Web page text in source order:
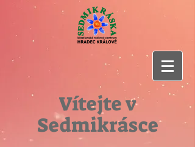
Vítejte v
Sedmikrásce